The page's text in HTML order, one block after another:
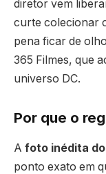
diretor vem
curte colecionar
pena ficar de
365 Filmes, que
universo DC.
Por que o
A foto inédita
ponto exato em